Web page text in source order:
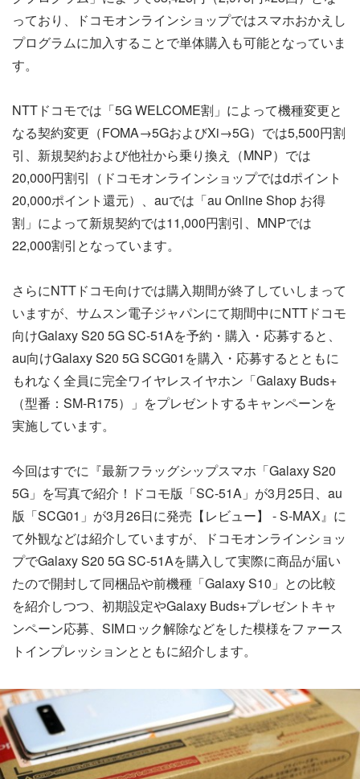
っており、ドコモオンラインショップではスマホおかえし
プログラムに加入することで単体購入も可能となっていま
す。
NTTドコモでは「5G WELCOME割」によって機種変更と
なる契約変更（FOMA→5GおよびXi→5G）では5,500円割
引、新規契約および他社から乗り換え（MNP）では
20,000円割引（ドコモオンラインショップではdポイント
20,000ポイント還元）、auでは「au Online Shop お得
割」によって新規契約では11,000円割引、MNPでは
22,000割引となっています。
さらにNTTドコモ向けでは購入期間が終了していしまって
いますが、サムスン電子ジャパンにて期間中にNTTドコモ
向けGalaxy S20 5G SC-51Aを予約・購入・応募すると、
au向けGalaxy S20 5G SCG01を購入・応募するとともに
もれなく全員に完全ワイヤレスイヤホン「Galaxy Buds+
（型番：SM-R175）」をプレゼントするキャンペーンを
実施しています。
今回はすでに『最新フラッグシップスマホ「Galaxy S20
5G」を写真で紹介！ドコモ版「SC-51A」が3月25日、au
版「SCG01」が3月26日に発売【レビュー】 - S-MAX』に
て外観などは紹介していますが、ドコモオンラインショッ
プでGalaxy S20 5G SC-51Aを購入して実際に商品が届い
たので開封して同梱品や前機種「Galaxy S10」との比較
を紹介しつつ、初期設定やGalaxy Buds+プレゼントキャ
ンペーン応募、SIMロック解除などをした模様をファース
トインプレッションとともに紹介します。